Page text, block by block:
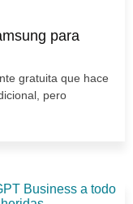
para
gratuita que hace
pero